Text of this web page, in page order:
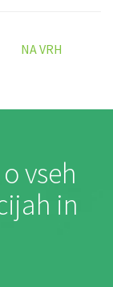
NA VRH
o vseh
in